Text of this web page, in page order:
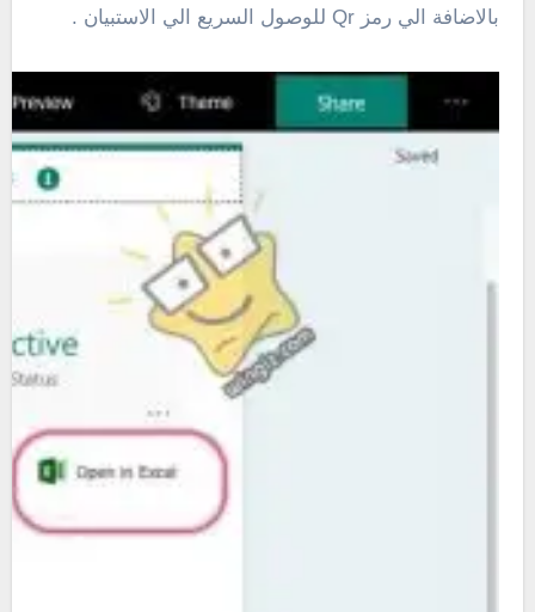
بالاضافة الي رمز Qr للوصول السريع الي الاستبيان .